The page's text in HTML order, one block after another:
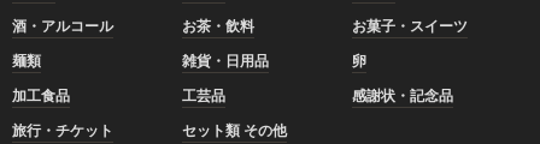
酒・アルコール
お茶・飲料
お菓子・スイーツ
麺類
雑貨・日用品
卵
加工食品
工芸品
感謝状・記念品
旅行・チケット
セット類 その他